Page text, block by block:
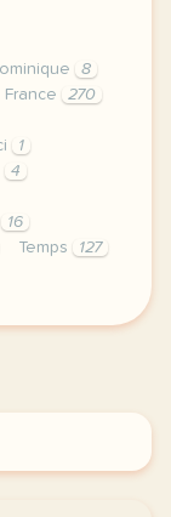
8
France
270
1
4
16
Temps
127
priorite